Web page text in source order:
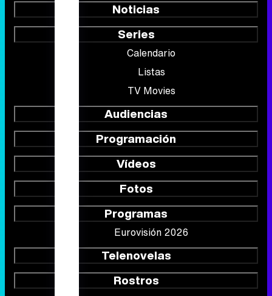
Noticias
Series
Calendario
Listas
TV Movies
Audiencias
Programación
Vídeos
Fotos
Programas
Eurovisión 2026
Telenovelas
Rostros